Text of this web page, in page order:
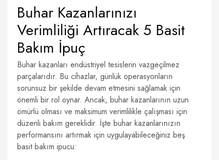
Buhar Kazanlarınızı
Verimliliği Artıracak 5 Basit
Bakım İpuç
Buhar kazanları endüstriyel tesislerin vazgeçilmez
parçalarıdır. Bu cihazlar, günlük operasyonların
sorunsuz bir şekilde devam etmesini sağlamak için
önemli bir rol oynar. Ancak, buhar kazanlarının uzun
ömürlü olması ve maksimum verimlilikle çalışması için
düzenli bakım gereklidir. İşte buhar kazanlarınızın
performansını artırmak için uygulayabileceğiniz beş
basit bakım ipucu: